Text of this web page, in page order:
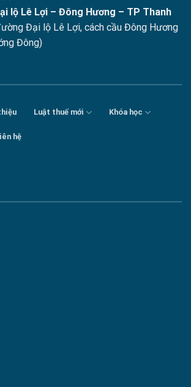
lộ Lê Lợi – Đông Hương – TP Thanh
Đại lộ Lê Lợi, cách cầu Đông Hương
Đông)
Luật thuế mới Khóa học
hệ